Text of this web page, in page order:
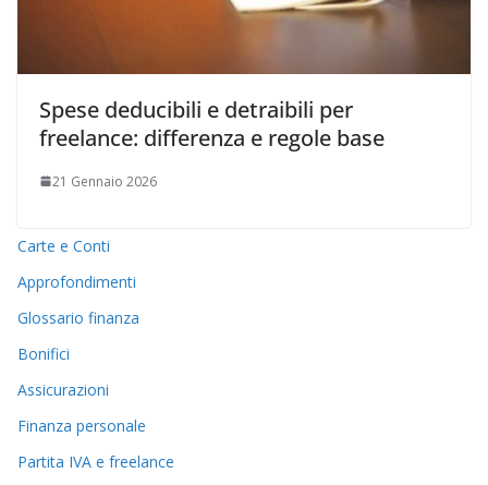
Spese deducibili e detraibili per
freelance: differenza e regole base
21 Gennaio 2026
Carte e Conti
Approfondimenti
Glossario finanza
Bonifici
Assicurazioni
Finanza personale
Partita IVA e freelance